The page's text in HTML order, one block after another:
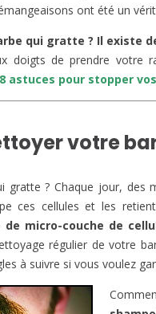
ont été un
qui gratte ? Il existe
doigts de prendre votre
astuces pour stopper
votre
gratte ? Chaque jour, des
ces cellules et les
micro-couche de
régulier de votre
à suivre si vous voulez